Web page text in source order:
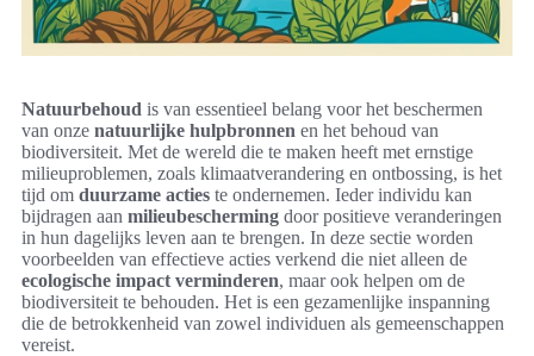
Natuurbehoud is van essentieel belang voor het beschermen
van onze natuurlijke hulpbronnen en het behoud van
biodiversiteit. Met de wereld die te maken heeft met ernstige
milieuproblemen, zoals klimaatverandering en ontbossing, is het
tijd om duurzame acties te ondernemen. Ieder individu kan
bijdragen aan milieubescherming door positieve veranderingen
in hun dagelijks leven aan te brengen. In deze sectie worden
voorbeelden van effectieve acties verkend die niet alleen de
ecologische impact verminderen, maar ook helpen om de
biodiversiteit te behouden. Het is een gezamenlijke inspanning
die de betrokkenheid van zowel individuen als gemeenschappen
vereist.